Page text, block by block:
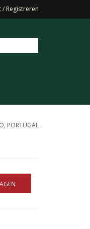
/ Registreren
PORTUGAL